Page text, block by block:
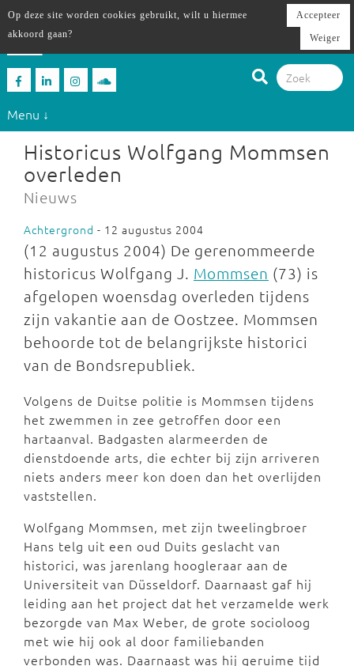
Menu ↓
Historicus Wolfgang Mommsen
overleden
Nieuws
Achtergrond - 12 augustus 2004
(12 augustus 2004) De gerenommeerde
historicus Wolfgang J. Mommsen (73) is
afgelopen woensdag overleden tijdens
zijn vakantie aan de Oostzee. Mommsen
behoorde tot de belangrijkste historici
van de Bondsrepubliek.
Volgens de Duitse politie is Mommsen tijdens
het zwemmen in zee getroffen door een
hartaanval. Badgasten alarmeerden de
dienstdoende arts, die echter bij zijn arriveren
niets anders meer kon doen dan het overlijden
vaststellen.
Wolfgang Mommsen, met zijn tweelingbroer
Hans telg uit een oud Duits geslacht van
historici, was jarenlang hoogleraar aan de
Universiteit van Düsseldorf. Daarnaast gaf hij
leiding aan het project dat het verzamelde werk
bezorgde van Max Weber, de grote socioloog
met wie hij ook al door familiebanden
verbonden was. Daarnaast was hij geruime tijd
Op deze site worden cookies gebruikt, wilt u hiermee
akkoord gaan?
Accepteer
Weiger